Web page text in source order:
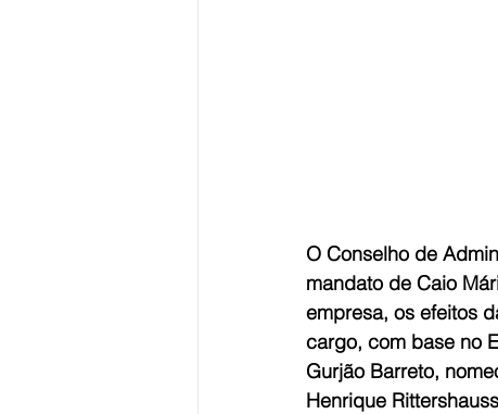
O Conselho de
mandato de Caio
empresa, os efeitos
cargo, com base no
Gurjão Barreto,
Henrique